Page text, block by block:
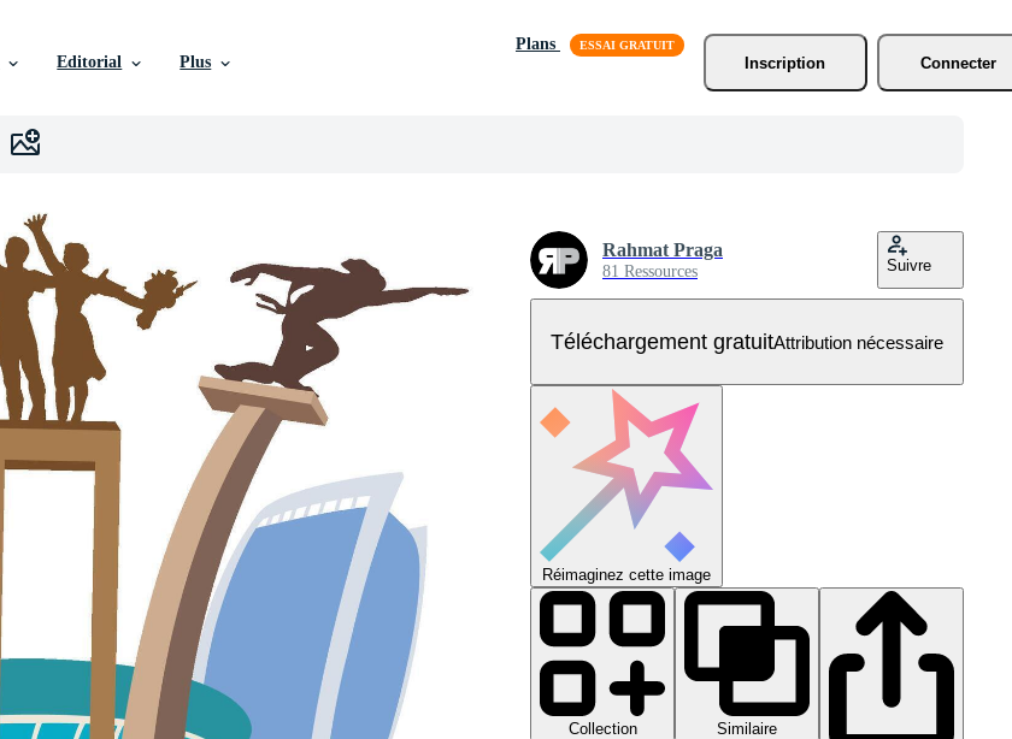
Editorial Plus
Plans
Inscription
Connecter
Rahmat Praga
81 Ressources Suivre
Téléchargement gratuitAttribution nécessaire
Réimaginez cette image
Collection
Similaire